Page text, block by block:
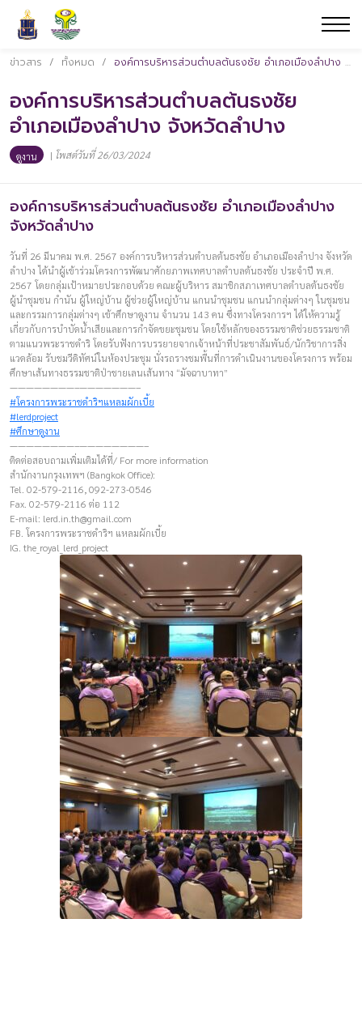
ข่าวสาร / ทั้งหมด / องค์การบริหารส่วนตำบลต้นธงชัย อำเภอเมืองลำปาง จังหวัดลำปาง
องค์การบริหารส่วนตำบลต้นธงชัย
อำเภอเมืองลำปาง จังหวัดลำปาง
ดูงาน | โพสต์วันที่ 26/03/2024
องค์การบริหารส่วนตำบลต้นธงชัย อำเภอเมืองลำปาง
จังหวัดลำปาง
วันที่ 26 มีนาคม พ.ศ. 2567 องค์การบริหารส่วนตำบลต้นธงชัย อำเภอเมืองลำปาง จังหวัด
ลำปาง ได้นำผู้เข้าร่วมโครงการพัฒนาศักยภาพเทศบาลตำบลต้นธงชัย ประจำปี พ.ศ.
2567 โดยกลุ่มเป้าหมายประกอบด้วย คณะผู้บริหาร สมาชิกสภาเทศบาลตำบลต้นธงชัย
ผู้นำชุมชน กำนัน ผู้ใหญ่บ้าน ผู้ช่วยผู้ใหญ่บ้าน แกนนำชุมชน แกนนำกลุ่มต่างๆ ในชุมชน
และกรรมการกลุ่มต่างๆ เข้าศึกษาดูงาน จำนวน 143 คน ซึ่งทางโครงการฯ ได้ให้ความรู้
เกี่ยวกับการบำบัดน้ำเสียและการกำจัดขยะชุมชน โดยใช้หลักของธรรมชาติช่วยธรรมชาติ
ตามแนวพระราชดำริ โดยรับฟังการบรรยายจากเจ้าหน้าที่ประชาสัมพันธ์/นักวิชาการสิ่ง
แวดล้อม รับชมวีดิทัศน์ในห้องประชุม นั่งรถรางชมพื้นที่การดำเนินงานของโครงการ พร้อม
ศึกษาเส้นทางธรรมชาติป่าชายเลนเส้นทาง “มัจฉาบาทา”
————————–———————–
#โครงการพระราชดำริฯแหลมผักเบี้ย
#lerdproject
#ศึกษาดูงาน
————————–————————–
ติดต่อสอบถามเพิ่มเติมได้ที่/ For more information
สำนักงานกรุงเทพฯ (Bangkok Office):
Tel. 02-579-2116, 092-273-0546
Fax. 02-579-2116 ต่อ 112
E-mail: lerd.in.th@gmail.com
FB. โครงการพระราชดำริฯ แหลมผักเบี้ย
IG. the_royal_lerd_project